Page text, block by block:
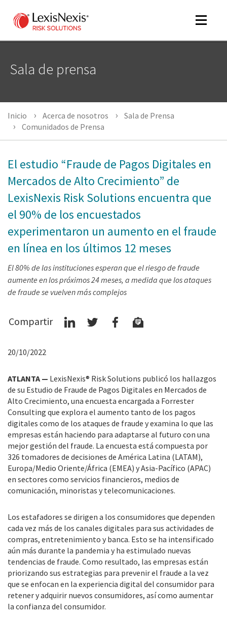
Toggle
Sala de prensa
Inicio Acerca de nosotros
Sala de Prensa
Comunidados de Prensa
El estudio “Fraude de Pagos Digitales en
Mercados de Alto Crecimiento” de
LexisNexis Risk Solutions encuentra que
el 90% de los encuestados
experimentaron un aumento en el fraude
en línea en los últimos 12 meses
El 80% de las instituciones esperan que el riesgo de fraude
aumente en los próximos 24 meses, a medida que los ataques
de fraude se vuelven más complejos
Compartir
20/10/2022
ATLANTA — LexisNexis® Risk Solutions publicó los hallazgos
de su Estudio de Fraude de Pagos Digitales en Mercados de
Alto Crecimiento, una encuesta encargada a Forrester
Consulting que explora el aumento tanto de los pagos
digitales como de los ataques de fraude y examina lo que las
empresas están haciendo para adaptarse al futuro con una
mejor gestión del fraude. La encuesta está compuesta por
326 tomadores de decisiones de América Latina (LATAM),
Europa/Medio Oriente/África (EMEA) y Asia-Pacífico (APAC)
en sectores como servicios financieros, medios de
comunicación, minoristas y telecomunicaciones.
Los estafadores se dirigen a los consumidores que dependen
cada vez más de los canales digitales para sus actividades de
compras, entretenimiento y banca. Esto se ha intensificado
aún más durante la pandemia y ha estimulado nuevas
tendencias de fraude. Como resultado, las empresas están
priorizando sus estrategias para prevenir el fraude a la vez
que se enfocan en la experiencia digital del consumidor para
retener y adquirir nuevos consumidores, así como aumentar
la confianza del consumidor.